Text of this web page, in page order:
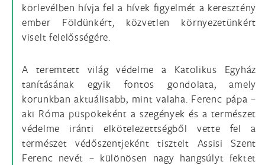
körlevélben hívja fel a hívek figyelmét a keresztény
ember Földünkért, közvetlen környezetünkért
viselt felelősségére.
A teremtett világ védelme a Katolikus Egyház
tanításának egyik fontos gondolata, amely
korunkban aktuálisabb, mint valaha. Ferenc pápa –
aki Róma püspökeként a szegények és a természet
védelme iránti elkötelezettségből vette fel a
természet védőszentjeként tisztelt Assisi Szent
Ferenc nevét – különösen nagy hangsúlyt fektet